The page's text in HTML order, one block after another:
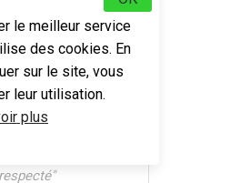
5 / 5
respecté"
le meilleur service
des cookies. En
sur le site, vous
leur utilisation.
plus